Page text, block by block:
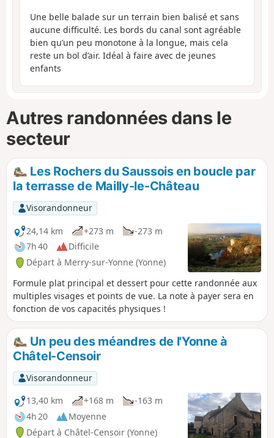
Une belle balade sur un terrain bien balisé et sans
aucune difficulté. Les bords du canal sont agréable
bien qu’un peu monotone à la longue, mais cela
reste un bol d’air. Idéal à faire avec de jeunes
enfants
Autres randonnées dans le
secteur
Les Rochers du Saussois en boucle par
la terrasse de Mailly-le-Château
Visorandonneur
24,14 km
+273 m
-273 m
7h 40
Difficile
Départ à Merry-sur-Yonne (Yonne)
Formule plat principal et dessert pour cette randonnée aux
multiples visages et points de vue. La note à payer sera en
fonction de vos capacités physiques !
Un peu des méandres de l'Yonne à
Châtel-Censoir
Visorandonneur
13,40 km
+168 m
-163 m
4h 20
Moyenne
Départ à Châtel-Censoir (Yonne)